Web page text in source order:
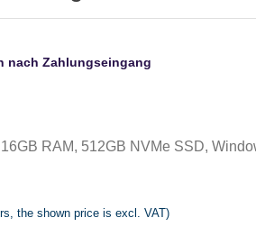
nach Zahlungseingang
RAM, 512GB NVMe SSD,
the shown price is excl. VAT)